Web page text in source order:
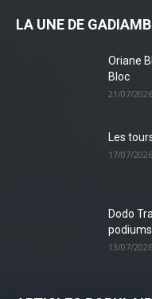
LA UNE DE
Oriane
Bloc
21/07/2026
Les
17/07/2026
Dodo
podiums
13/07/2026